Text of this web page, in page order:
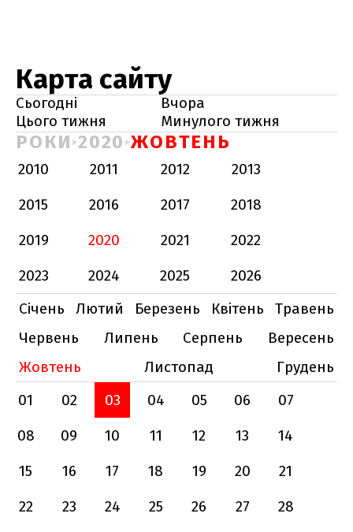
Карта сайту
Сьогодні
Вчора
Цього тижня
Минулого тижня
РОКИ 2020 ЖОВТЕНЬ
2010 2011 2012
2013
2015
2016 2017
2018
2019
2020 2021
2022
2023
2024 2025
2026
Січень
Лютий Березень Квітень
Травень
Червень
Липень Серпень
Вересень
Жовтень
Листопад
Грудень
01
02 03 04 05 06
07
08
09 10 11 12 13
14
15
16 17 18 19 20
21
22
23 24 25 26 27
28